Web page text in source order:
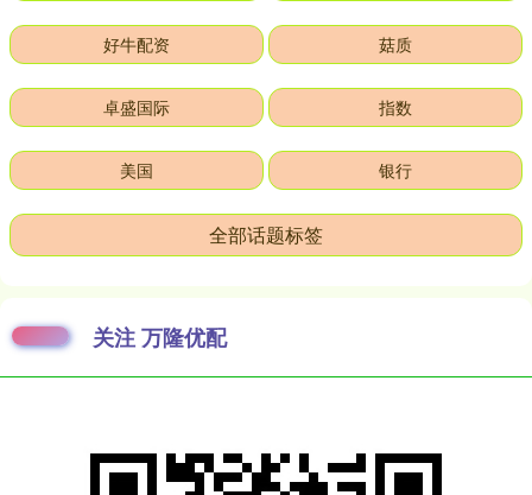
好牛配资 菇质
卓盛国际 指数
美国 银行
全部话题标签
关注 万隆优配